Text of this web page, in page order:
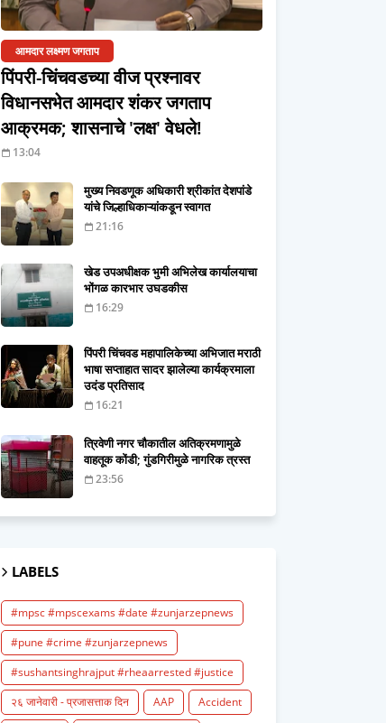
आमदार लक्ष्मण जगताप
पिंपरी-चिंचवडच्या वीज प्रश्नावर
विधानसभेत आमदार शंकर जगताप
आक्रमक; शासनाचे 'लक्ष' वेधले!
13:04
मुख्य निवडणूक अधिकारी श्रीकांत देशपांडे
यांचे जिल्हाधिकाऱ्यांकडून स्वागत
21:16
खेड उपअधीक्षक भुमी अभिलेख कार्यालयाचा
भोंगळ कारभार उघडकीस
16:29
पिंपरी चिंचवड महापालिकेच्या अभिजात मराठी
भाषा सप्ताहात सादर झालेल्या कार्यक्रमाला
उदंड प्रतिसाद
16:21
त्रिवेणी नगर चौकातील अतिक्रमणामुळे
वाहतूक कोंडी; गुंडगिरीमुळे नागरिक त्रस्त
23:56
LABELS
#mpsc #mpscexams #date #zunjarzepnews
#pune #crime #zunjarzepnews
#sushantsinghrajput #rheaarrested #justice
२६ जानेवारी - प्रजासत्ताक दिन
AAP
Accident